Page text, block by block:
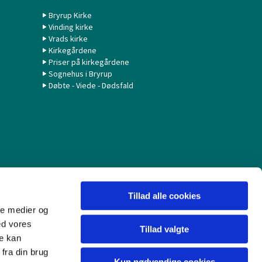
medier og
vores
kan
din brug
Tillad alle cookies
Tillad valgte
Bryrup Kirke
Vinding kirke
Vrads kirke
Kirkegårdene
Priser på kirkegårdene
Sognehus i Bryrup
Døbte - Viede - Dødsfald